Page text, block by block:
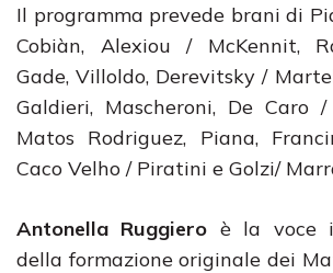
Il programma prevede brani di
Cobiàn, Alexiou / McKennit,
Gade, Villoldo, Derevitsky /
Galdieri, Mascheroni, De Caro
Matos Rodriguez, Piana,
Caco Velho / Piratini e Golzi/
Antonella Ruggiero è la voce
della formazione originale dei